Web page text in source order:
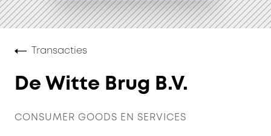
Transacties
De Witte Brug B.V.
CONSUMER GOODS EN SERVICES